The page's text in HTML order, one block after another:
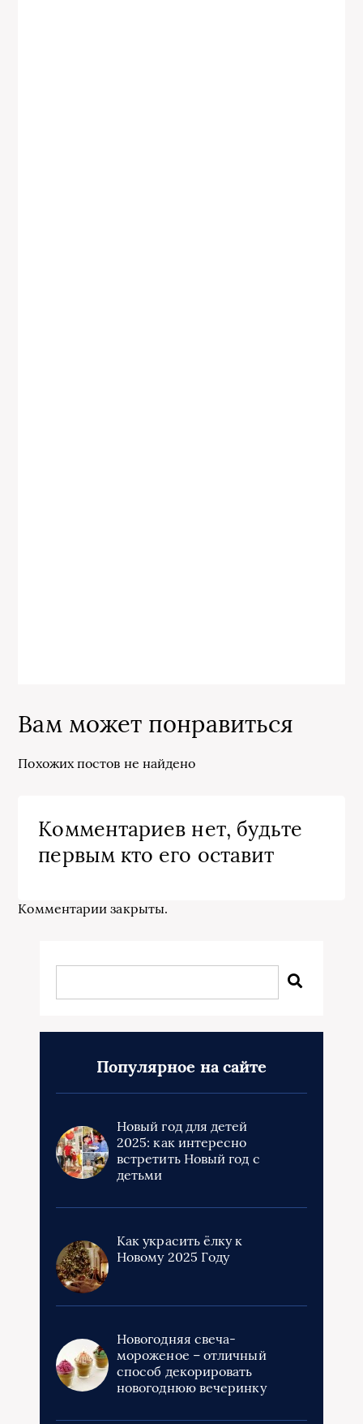
Вам может понравиться
Похожих постов не найдено
Комментариев нет, будьте
первым кто его оставит
Комментарии закрыты.
Популярное на сайте
Новый год для детей
2025: как интересно
встретить Новый год с
детьми
Как украсить ёлку к
Новому 2025 Году
Новогодняя свеча-
мороженое – отличный
способ декорировать
новогоднюю вечеринку